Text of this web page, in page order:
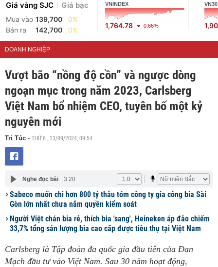
Giá vàng SJC Giá bạc
Mua vào 139,700
0%
Bán ra
142,700 0%
VNINDEX
1,764.78 -0.66%
VN30
DOANH NGHIỆP
Vượt bão “nồng độ cồn” và ngược dòng
ngoạn mục trong năm 2023, Carlsberg
Việt Nam bổ nhiệm CEO, tuyên bố một kỷ
nguyên mới
Tri Túc - THỨ 6 , 13/09/2024, 09:54
Nghe đọc bài 3:20
Sabeco muốn chi hơn 800 tỷ thâu tóm công ty gia công bia Sài
Gòn lớn nhất chưa nắm quyền kiểm soát
Người Việt chán bia rẻ, thích bia 'sang', Heineken áp đảo chiếm
33,7% tổng sản lượng bia cao cấp được tiêu thụ tại Việt Nam
Carlsberg là Tập đoàn đa quốc gia đầu tiên của Đan
Mạch đầu tư vào Việt Nam. Sau 30 năm hoạt động,